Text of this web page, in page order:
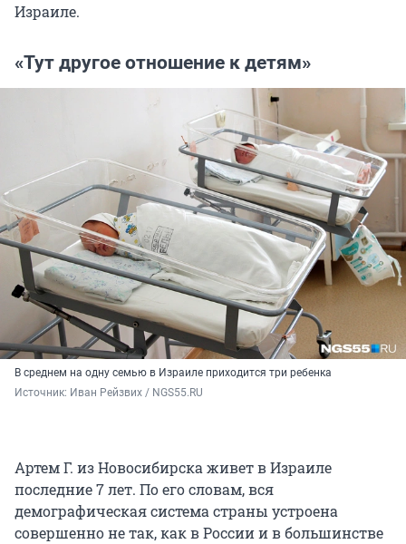
Израиле.
«Тут другое отношение к детям»
В среднем на одну семью в Израиле приходится три ребенка
Источник: Иван Рейзвих / NGS55.RU
Артем Г. из Новосибирска живет в Израиле
последние 7 лет. По его словам, вся
демографическая система страны устроена
совершенно не так, как в России и в большинстве